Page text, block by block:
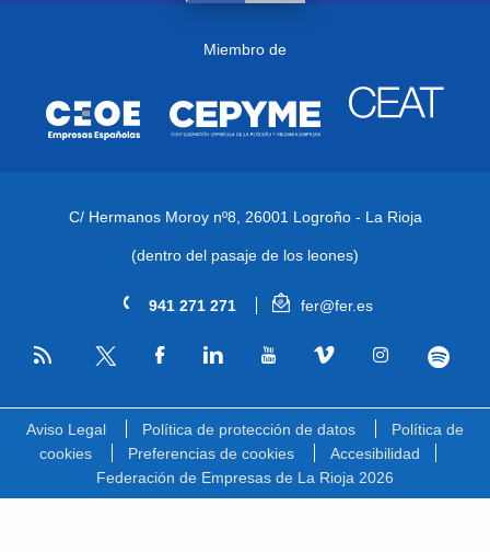
Miembro de
C/ Hermanos Moroy nº8, 26001 Logroño - La Rioja
(dentro del pasaje de los leones)
941 271 271 fer@fer.es
RSS
Aviso Legal Política de protección de datos
Política de
cookies
Preferencias de cookies
Accesibilidad
Federación de Empresas de La Rioja 2026